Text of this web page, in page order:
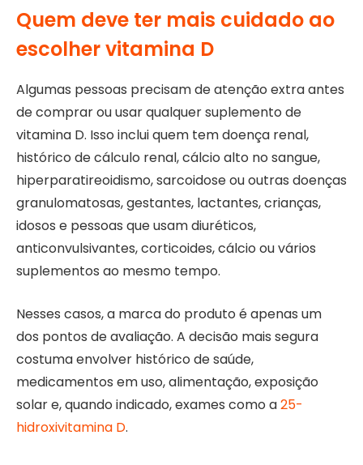
Quem deve ter mais cuidado ao
escolher vitamina D
Algumas pessoas precisam de atenção extra antes
de comprar ou usar qualquer suplemento de
vitamina D. Isso inclui quem tem doença renal,
histórico de cálculo renal, cálcio alto no sangue,
hiperparatireoidismo, sarcoidose ou outras doenças
granulomatosas, gestantes, lactantes, crianças,
idosos e pessoas que usam diuréticos,
anticonvulsivantes, corticoides, cálcio ou vários
suplementos ao mesmo tempo.
Nesses casos, a marca do produto é apenas um
dos pontos de avaliação. A decisão mais segura
costuma envolver histórico de saúde,
medicamentos em uso, alimentação, exposição
solar e, quando indicado, exames como a25-
hidroxivitamina D.